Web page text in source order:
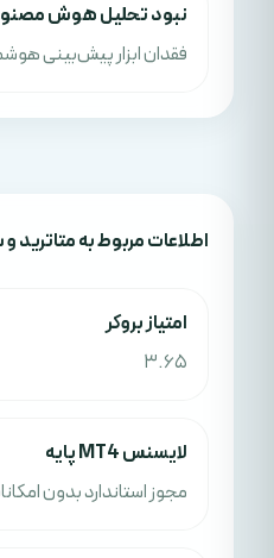
نبود تحلیل هوش
فقدان ابزار پیش‌بینی
اطلاعات مربوط به متاترید
امتياز بروکر
3.65
لایسنس MT4 پایه
مجوز استاندارد بدون